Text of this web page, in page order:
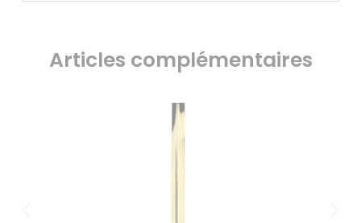
Articles complémentaires